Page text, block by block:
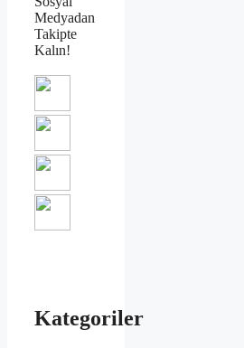
Medyadan
Takipte
Kalın!
Kategoriler